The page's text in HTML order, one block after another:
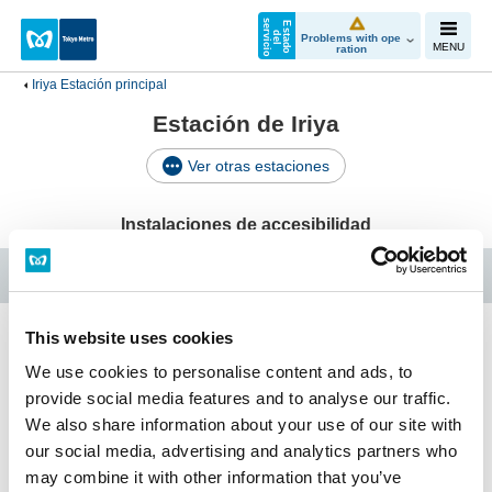
This website uses cookies
We use cookies to personalise content and ads, to
provide social media features and to analyse our traffic.
We also share information about your use of our site with
our social media, advertising and analytics partners who
may combine it with other information that you’ve
E
s
t
a
d
o
de
l
s e
rv
i
c
i
o
Problems with ope
ration
MENU
Iriya Estación principal
Estación de Iriya
Ver otras estaciones
Instalaciones de accesibilidad
Iriya Estación principal
Horario
Instalaciones de
accesibilidad